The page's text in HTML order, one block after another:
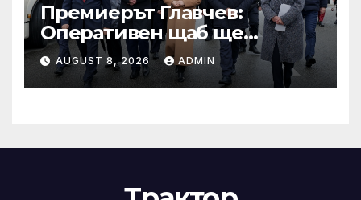
Премиерът Главчев:
Оперативен щаб ще
реорганизира структурите
по границата, за да сме
готови за Шенген
AUGUST 8, 2026 ADMIN